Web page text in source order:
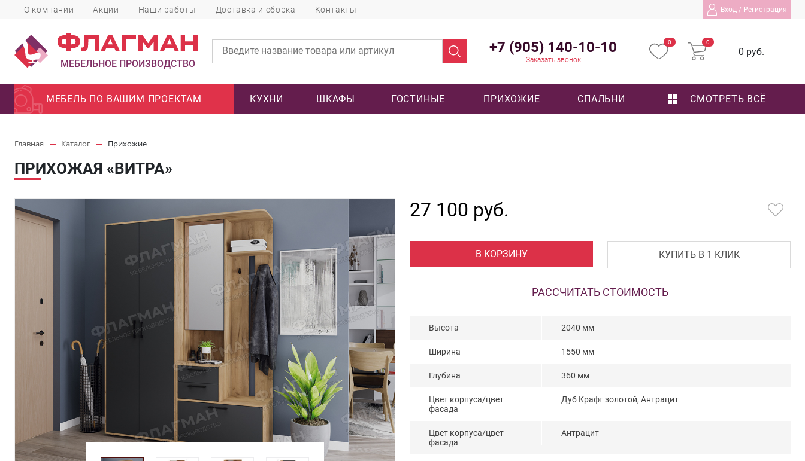
О компании Акции Наши работы Доставка и сборка Контакты Вход / Регистрация
МЕБЕЛЬНОЕ ПРОИЗВОДСТВО
+7 (905) 140-10-10
Заказать звонок
0 0
0 руб.
МЕБЕЛЬ ПО ВАШИМ ПРОЕКТАМ КУХНИ ШКАФЫ ГОСТИНЫЕ ПРИХОЖИЕ СПАЛЬНИ СМОТРЕТЬ ВСЁ
Главная Каталог Прихожие
ПРИХОЖАЯ «ВИТРА»
27 100 руб.
РАССЧИТАТЬ СТОИМОСТЬ
В КОРЗИНУ КУПИТЬ В 1 КЛИК
Высота 2040 мм
Ширина 1550 мм
Глубина 360 мм
Цвет корпуса/цвет
фасада
Дуб Крафт золотой, Антрацит
Цвет корпуса/цвет
фасада
Антрацит